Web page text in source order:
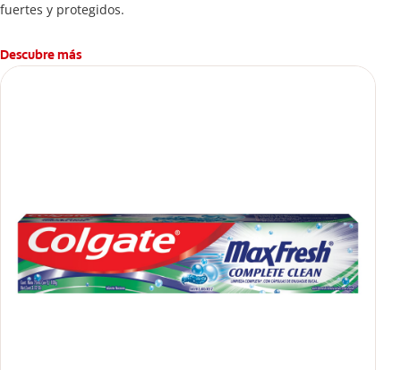
fuertes y protegidos.
Descubre más